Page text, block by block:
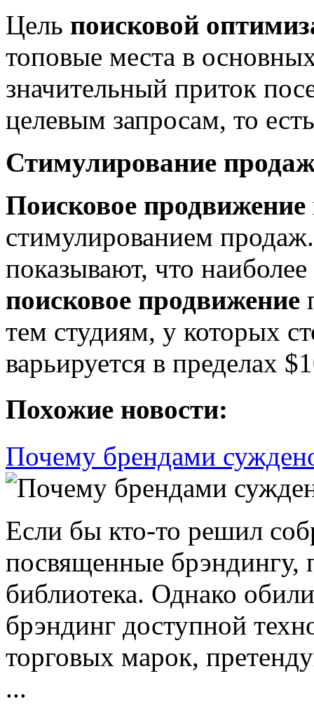
Цель поисковой
топовые места в
значительный приток
целевым запросам, то
Стимулирование
Поисковое продвижение
стимулированием
показывают, что
поисковое продвижение
тем студиям, у которых
варьируется в пределах
Похожие новости:
Почему брендами
Если бы кто-то решил
посвященные брэндингу,
библиотека. Однако
брэндинг доступной
торговых марок,
...